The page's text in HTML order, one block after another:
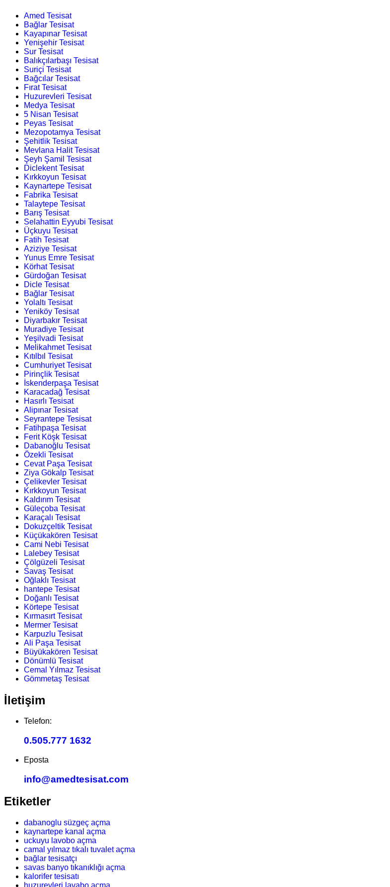
Amed Tesisat
Bağlar Tesisat
Kayapınar Tesisat
Yenişehir Tesisat
Sur Tesisat
Balıkçılarbaşı Tesisat
Suriçi Tesisat
Bağcılar Tesisat
Fırat Tesisat
Huzurevleri Tesisat
Medya Tesisat
5 Nisan Tesisat
Peyas Tesisat
Mezopotamya Tesisat
Şehitlik Tesisat
Mevlana Halit Tesisat
Şeyh Şamil Tesisat
Diclekent Tesisat
Kırkkoyun Tesisat
Kaynartepe Tesisat
Fabrika Tesisat
Talaytepe Tesisat
Barış Tesisat
Selahattin Eyyubi Tesisat
Üçkuyu Tesisat
Fatih Tesisat
Aziziye Tesisat
Yunus Emre Tesisat
Körhat Tesisat
Gürdoğan Tesisat
Dicle Tesisat
Bağlar Tesisat
Yolaltı Tesisat
Yeniköy Tesisat
Diyarbakır Tesisat
Muradiye Tesisat
Yeşilvadi Tesisat
Melikahmet Tesisat
Kıtılbıl Tesisat
Cumhuriyet Tesisat
Pirinçlik Tesisat
İskenderpaşa Tesisat
Karacadağ Tesisat
Hasırlı Tesisat
Alipınar Tesisat
Seyrantepe Tesisat
Fatihpaşa Tesisat
Ferit Köşk Tesisat
Dabanoğlu Tesisat
Özekli Tesisat
Cevat Paşa Tesisat
Ziya Gökalp Tesisat
Çelikevler Tesisat
Kırkkoyun Tesisat
Kaldırım Tesisat
Güleçoba Tesisat
Karaçalı Tesisat
Dokuzçeltik Tesisat
Küçükakören Tesisat
Cami Nebi Tesisat
Lalebey Tesisat
Çölgüzeli Tesisat
Savaş Tesisat
Oğlaklı Tesisat
hantepe Tesisat
Doğanlı Tesisat
Körtepe Tesisat
Kırmasırt Tesisat
Mermer Tesisat
Karpuzlu Tesisat
Ali Paşa Tesisat
Büyükakören Tesisat
Dönümlü Tesisat
Cemal Yılmaz Tesisat
Gömmetaş Tesisat
İletişim
Telefon:
0.505.777 1632
Eposta
info@amedtesisat.com
Etiketler
dabanoglu süzgeç açma
kaynartepe kanal açma
uckuyu lavobo açma
camal yılmaz tıkalı tuvalet açma
bağlar tesisatçı
savas banyo tıkanıklığı açma
kalorifer tesisatı